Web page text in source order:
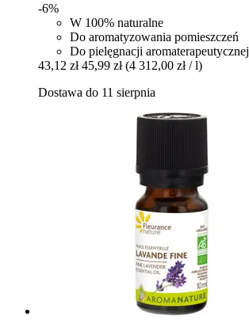
-6%
W 100% naturalne
Do aromatyzowania pomieszczeń
Do pielęgnacji aromaterapeutycznej
43,12 zł 45,99 zł (4 312,00 zł / l)
Dostawa do 11 sierpnia